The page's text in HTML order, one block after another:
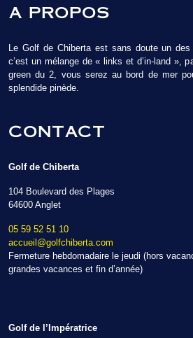
A PROPOS
Le Golf de Chiberta est sans doute un
c’est un mélange de « links et d’in-land »,
green du 2, vous serez au bord de mer
splendide pinède.
CONTACT
Golf de Chiberta
104 Boulevard des Plages
64600 Anglet
05 59 52 51 10
accueil@golfchiberta.com
Fermeture hebdomadaire le jeudi (hors
grandes vacances et fin d’année)
Golf de l’Impératrice